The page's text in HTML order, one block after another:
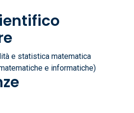
e statistica matematica
e informatiche)